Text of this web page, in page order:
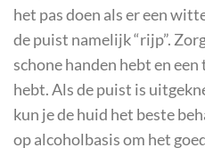
het pas doen als er een
de puist namelijk “rijp”.
schone handen hebt en
hebt. Als de puist is
kun je de huid het beste
op alcoholbasis om het